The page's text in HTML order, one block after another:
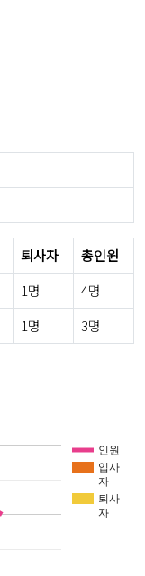
퇴사자
총인원
1명
4명
1명 3명
인원
입사
자
퇴사
자